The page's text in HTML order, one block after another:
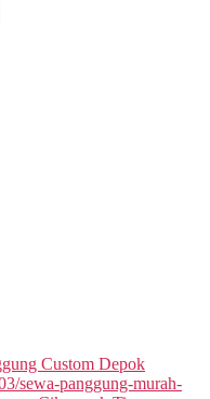
Custom Depok
sewa-panggung-murah-